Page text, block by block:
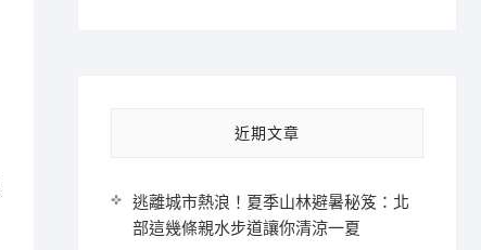
近期文章
逃離城市熱浪！夏季山林避暑秘笈：北
部這幾條親水步道讓你清涼一夏